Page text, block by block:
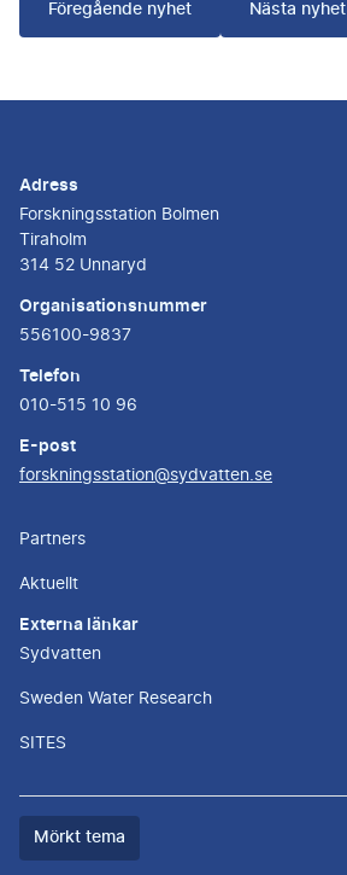
Föregående nyhet Nästa nyhet
Adress
Forskningsstation Bolmen
Tiraholm
314 52 Unnaryd
Organisationsnummer
556100-9837
Telefon
010-515 10 96
E-post
forskningsstation@sydvatten.se
Partners
Aktuellt
Externa länkar
Sydvatten
Sweden Water Research
SITES
Färgtemat
Mörkt tema